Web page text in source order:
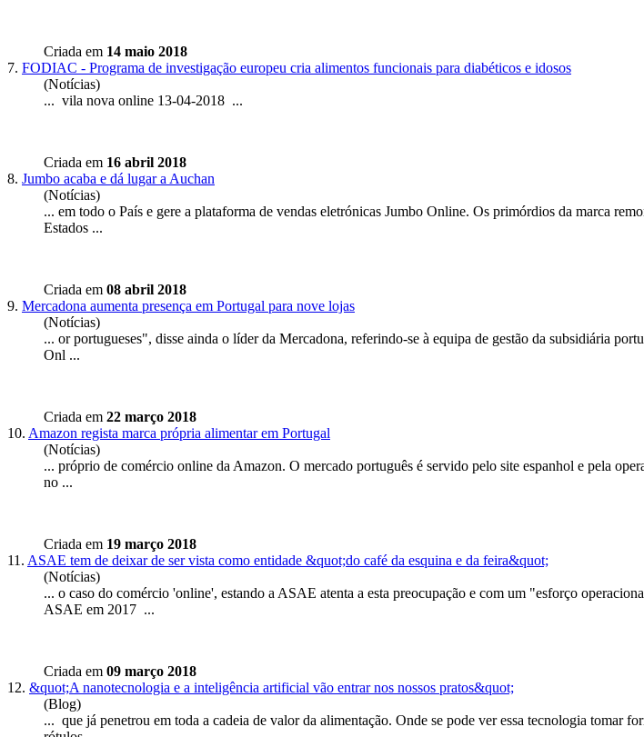
Criada em 14 maio 2018
7. FODIAC - Programa de investigação europeu cria alimentos funcionais para diabéticos e idosos
(Notícias)
... vila nova online 13-04-2018 ...
Criada em 16 abril 2018
8. Jumbo acaba e dá lugar a Auchan
(Notícias)
... em todo o País e gere a plataforma de vendas eletrónicas Jumbo Online. Os primórdios da marca
Estados ...
Criada em 08 abril 2018
9. Mercadona aumenta presença em Portugal para nove lojas
(Notícias)
... or portugueses", disse ainda o líder da Mercadona, referindo-se à equipa de gestão da subsidiária
Onl ...
Criada em 22 março 2018
10. Amazon regista marca própria alimentar em Portugal
(Notícias)
... próprio de comércio online da Amazon. O mercado português é servido pelo site espanhol e pela
no ...
Criada em 19 março 2018
11. ASAE tem de deixar de ser vista como entidade &quot;do café da esquina e da feira&quot;
(Notícias)
... o caso do comércio 'online', estando a ASAE atenta a esta preocupação e com um "esforço
ASAE em 2017 ...
Criada em 09 março 2018
12. &quot;A nanotecnologia e a inteligência artificial vão entrar nos nossos pratos&quot;
(Blog)
... que já penetrou em toda a cadeia de valor da alimentação. Onde se pode ver essa tecnologia tomar